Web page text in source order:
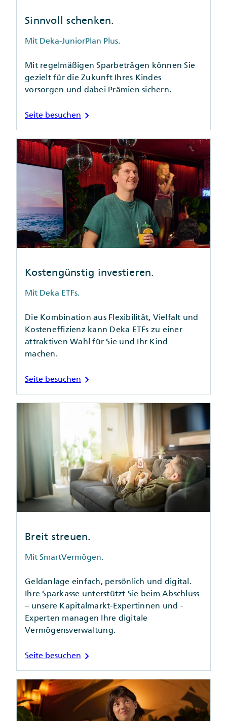
Sinnvoll schenken.
Mit Deka-JuniorPlan Plus.
Mit regelmäßigen Sparbeträgen können Sie
gezielt für die Zukunft Ihres Kindes
vorsorgen und dabei Prämien sichern.
Seite besuchen chevron_right
Kostengünstig investieren.
Mit Deka ETFs.
Die Kombination aus Flexibilität, Vielfalt und
Kosteneffizienz kann Deka ETFs zu einer
attraktiven Wahl für Sie und Ihr Kind
machen.
Seite besuchen chevron_right
Breit streuen.
Mit SmartVermögen.
Geldanlage einfach, persönlich und digital.
Ihre Sparkasse unterstützt Sie beim Abschluss
– unsere Kapitalmarkt-Expertinnen und -
Experten managen Ihre digitale
Vermögensverwaltung.
Seite besuchen chevron_right